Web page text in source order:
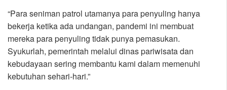
“Para seniman patrol utamanya para penyuling hanya
bekerja ketika ada undangan, pandemi ini membuat
mereka para penyuling tidak punya pemasukan.
Syukurlah, pemerintah melalui dinas pariwisata dan
kebudayaan sering membantu kami dalam memenuhi
kebutuhan sehari-hari.”